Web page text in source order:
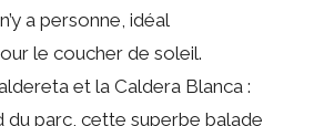
a personne, idéal
le coucher de soleil.
et la Caldera Blanca :
du parc, cette superbe balade